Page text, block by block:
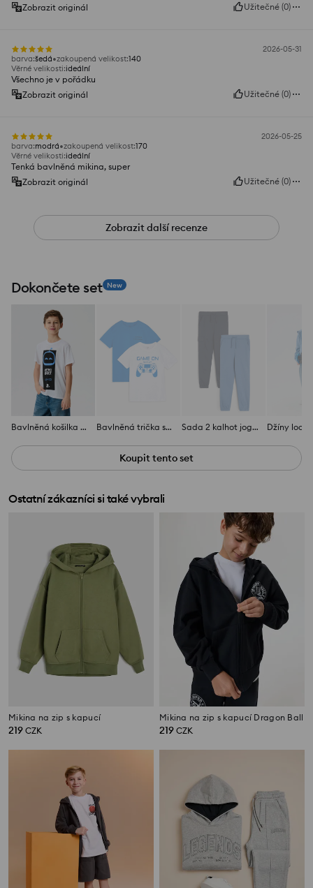
Zobrazit originál
Užitečné (0)
2026-05-31
barva:šedá zakoupená velikost:140
Věrné velikosti:ideální
Všechno je v pořádku
Zobrazit originál
Užitečné (0)
2026-05-25
barva:modrá zakoupená velikost:170
Věrné velikosti:ideální
Tenká bavlněná mikina, super
Zobrazit originál
Užitečné (0)
Zobrazit další recenze
Dokončete set New
Bavlněná košilka s potiskem PlayStation Bavlněná trička s potiskem 2 pack Sada 2 kalhot joggers Džíny loose
Koupit tento set
Ostatní zákazníci si také vybrali
Mikina na zip s kapucí
219 CZK
Mikina na zip s kapucí Dragon Ball
219 CZK